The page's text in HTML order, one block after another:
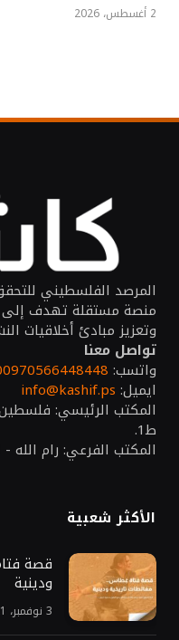
2 أغسطس، 2026
المرصد الفلسطيني
منصة مستقلة تهدف إلى
وتعزيز مبادئ أخلاقيات
تواصل معنا
واتسب:
ايميل: info@kashif.ps
المكتب الرئيسي:
ط1.
المكتب الفرعي: رام الله
الأكثر شعبية
قصة
ودينية
3 نوفمبر، 2021